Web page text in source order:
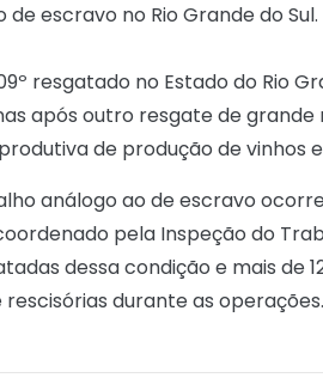
escravo no Rio Grande do Sul.
resgatado no Estado do Rio
após outro resgate de
de produção de vinhos
análogo ao de escravo
pela Inspeção do
dessa condição e mais de
durante as operações.